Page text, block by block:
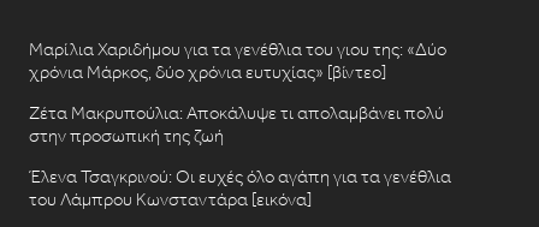
Μαρίλια Χαριδήμου για τα γενέθλια του γιου της: «Δύο
χρόνια Μάρκος, δύο χρόνια ευτυχίας» [βίντεο]
Ζέτα Μακρυπούλια: Αποκάλυψε τι απολαμβάνει πολύ
στην προσωπική της ζωή
Έλενα Τσαγκρινού: Οι ευχές όλο αγάπη για τα γενέθλια
του Λάμπρου Κωνσταντάρα [εικόνα]